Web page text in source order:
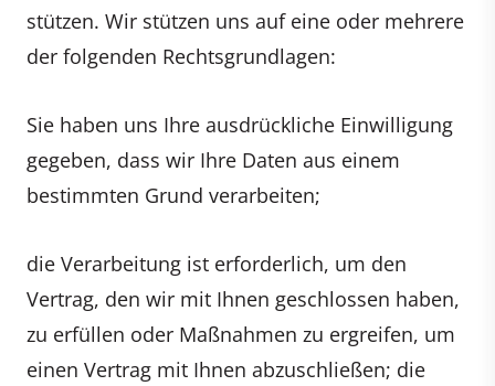
stützen. Wir stützen uns auf eine oder mehrere
der folgenden Rechtsgrundlagen:
Sie haben uns Ihre ausdrückliche Einwilligung
gegeben, dass wir Ihre Daten aus einem
bestimmten Grund verarbeiten;
die Verarbeitung ist erforderlich, um den
Vertrag, den wir mit Ihnen geschlossen haben,
zu erfüllen oder Maßnahmen zu ergreifen, um
einen Vertrag mit Ihnen abzuschließen; die